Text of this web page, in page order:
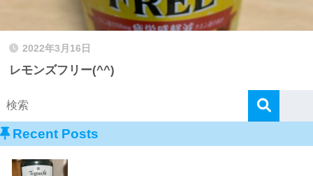
2022年3月16日
レモンズフリー(^^)
Recent Posts